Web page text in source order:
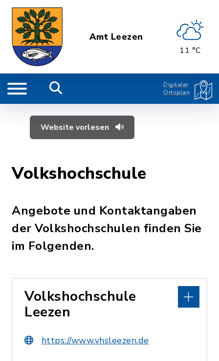
Amt Leezen
11 °C
Digitaler
Ortsplan
Website vorlesen
Volkshochschule
Angebote und Kontaktangaben
der Volkshochschulen finden Sie
im Folgenden.
Volkshochschule
Leezen
https://www.vhsleezen.de